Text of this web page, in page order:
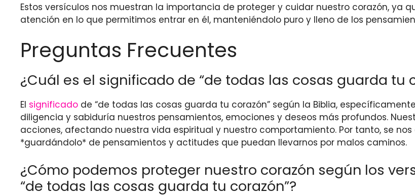
Estos versículos nos muestran la importancia de proteger y cuidar nuestro corazón, ya
atención en lo que permitimos entrar en él, manteniéndolo puro y lleno de los
Preguntas Frecuentes
¿Cuál es el significado de “de todas las cosas guarda tu
El significado de “de todas las cosas guarda tu corazón” según la Biblia,
diligencia y sabiduría nuestros pensamientos, emociones y deseos más profundos.
acciones, afectando nuestra vida espiritual y nuestro comportamiento. Por tanto, se
*guardándolo* de pensamientos y actitudes que puedan llevarnos por malos caminos.
¿Cómo podemos proteger nuestro corazón según los
“de todas las cosas guarda tu corazón”?